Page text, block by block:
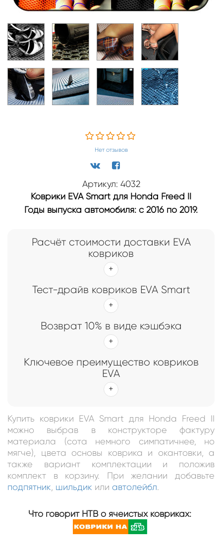
Нет отзывов
Артикул: 4032
Коврики EVA Smart для Honda Freed II
Годы выпуска автомобиля: с 2016 по 2019.
Расчёт стоимости доставки EVA
ковриков
Тест-драйв ковриков EVA Smart
Возврат 10% в виде кэшбэка
Ключевое преимущество ковриков
EVA
Купить коврики EVA Smart для Honda Freed II
можно выбрав в конструкторе фактуру
материала (сота немного симпатичнее, но
мягче), цвета основы коврика и окантовки, а
также вариант комплектации и положив
комплект в корзину. При желании добавьте
подпятник шильдик или автолейбл.
Что говорит НТВ о ячеистых ковриках: